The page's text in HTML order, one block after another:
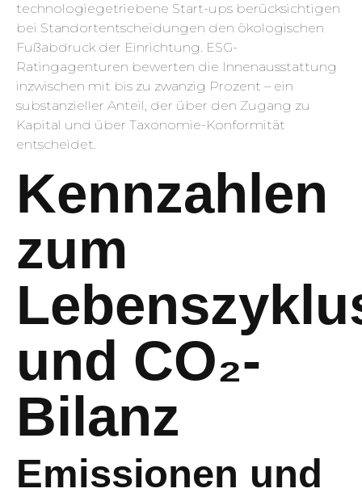
technologiegetriebene Start-ups berücksichtigen
bei Standortentscheidungen den ökologischen
Fußabdruck der Einrichtung. ESG-
Ratingagenturen bewerten die Innenausstattung
inzwischen mit bis zu zwanzig Prozent – ein
substanzieller Anteil, der über den Zugang zu
Kapital und über Taxonomie-Konformität
entscheidet.
Kennzahlen
zum
und CO₂-
Bilanz
Emissionen und